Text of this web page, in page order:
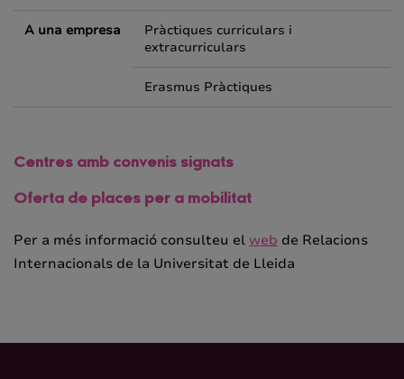
A una empresa
Pràctiques curriculars i
extracurriculars
Erasmus Pràctiques
Centres amb convenis signats
Oferta de places per a mobilitat
Per a més informació consulteu el web de Relacions
Internacionals de la Universitat de Lleida